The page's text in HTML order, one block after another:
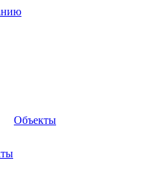
Объекты